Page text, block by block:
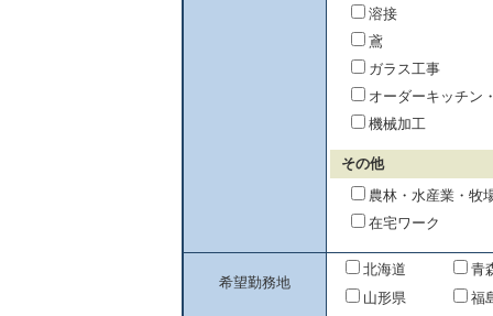
溶接
鳶
ガラス工事
オーダーキッチン
機械加工
その他
農林・水産業・牧
在宅ワーク
希望勤務地
北海道
青
山形県
福